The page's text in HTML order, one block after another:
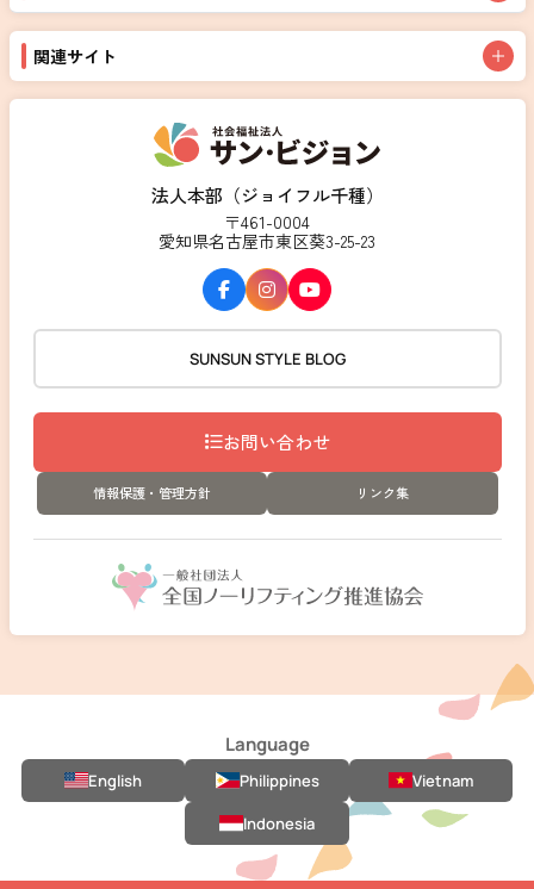
法人本部（ジョイフル千種）
〒461-0004
愛知県名古屋市東区葵3-25-23
SUNSUN STYLE BLOG
お問い合わせ
情報保護・管理方針 リンク集
関連サイト
Language
English Philippines
Vietnam
Indonesia